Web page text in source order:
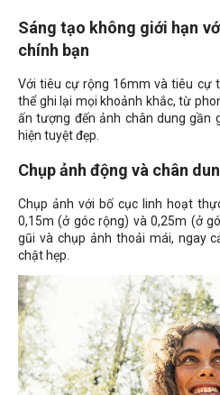
Sáng tạo không giới hạn
chính bạn
Với tiêu cự rộng 16mm và tiêu cự
thể ghi lại mọi khoảnh khắc, từ
ấn tượng đến ảnh chân dung gần
hiện tuyệt đẹp.
Chụp ảnh động và chân
Chụp ảnh với bố cục linh hoạt
0,15m (ở góc rộng) và 0,25m (ở
gũi và chụp ảnh thoải mái, ngay
chật hẹp.